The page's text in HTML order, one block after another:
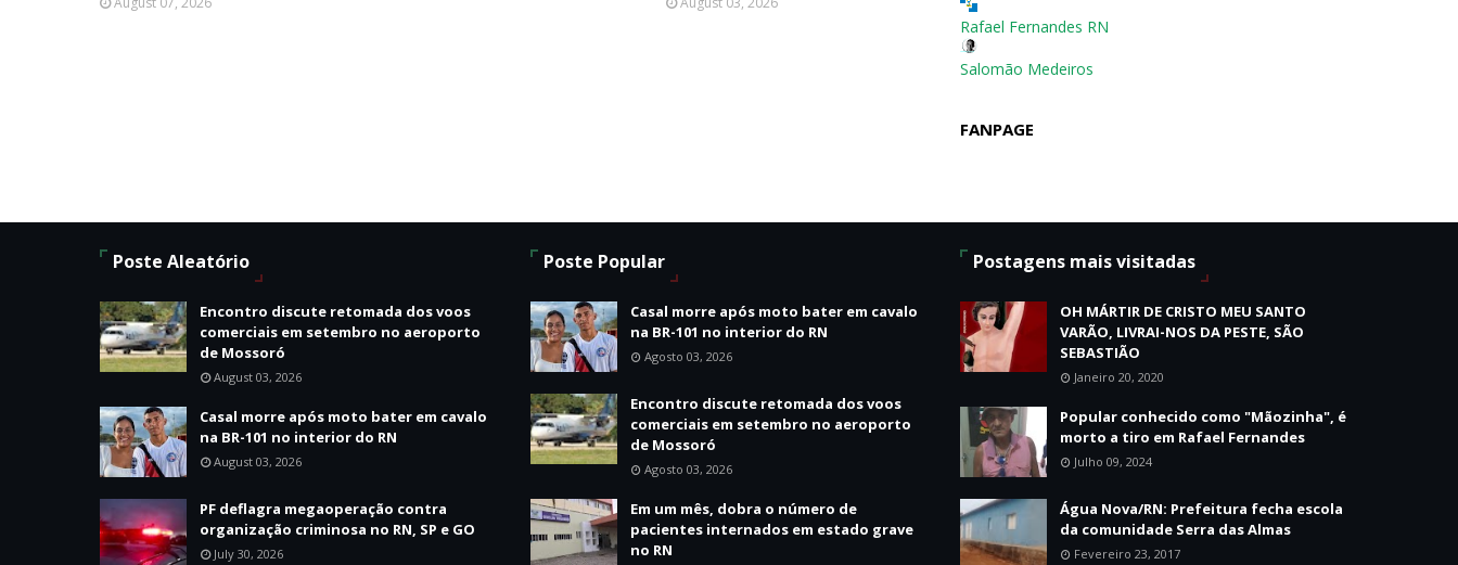
Rafael Fernandes RN
Salomão Medeiros
FANPAGE
Poste Aleatório
Encontro discute retomada dos voos
comerciais em setembro no aeroporto
de Mossoró
August 03, 2026
Casal morre após moto bater em cavalo
na BR-101 no interior do RN
August 03, 2026
PF deflagra megaoperação contra
organização criminosa no RN, SP e GO
July 30, 2026
Poste Popular
Casal morre após moto bater em cavalo
na BR-101 no interior do RN
Agosto 03, 2026
Encontro discute retomada dos voos
comerciais em setembro no aeroporto
de Mossoró
Agosto 03, 2026
Em um mês, dobra o número de
pacientes internados em estado grave
no RN
Postagens mais visitadas
OH MÁRTIR DE CRISTO MEU SANTO
VARÃO, LIVRAI-NOS DA PESTE, SÃO
SEBASTIÃO
Janeiro 20, 2020
Popular conhecido como "Mãozinha", é
morto a tiro em Rafael Fernandes
Julho 09, 2024
Água Nova/RN: Prefeitura fecha escola
da comunidade Serra das Almas
Fevereiro 23, 2017